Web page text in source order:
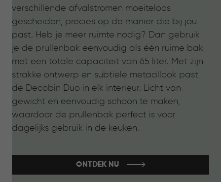
verschillende afvalstromen moeiteloos
gescheiden, precies op de manier die bij jou
past. Heb je meer ruimte nodig? Dan gebruik
je de prullenbak eenvoudig als één ruime bak
met een totale capaciteit van 65 liter. Met zijn
strakke ontwerp en subtiele metaallook past
de Decobin Duo in elk interieur. Licht van
gewicht en eenvoudig schoon te maken,
waardoor de prullenbak perfect is voor
dagelijks gebruik in de keuken.
ONTDEK NU